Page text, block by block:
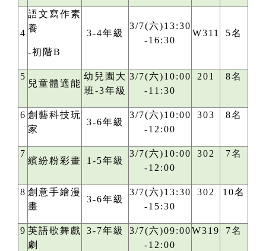
4
語文寫作素
養
-初階B
3-4年級
3/7(六)13:30
-16:30
W311 5名
5
兒童體適能
幼兒園大
班-3年級
3/7(六)10:00
-11:30
201 8名
6 創藝科技玩
家
3-6年級
3/7(六)10:00
-12:00
303 8名
7
繽紛粉彩畫 1-5年級
3/7(六)10:00
-12:00
302 7名
8 創意手繪漫
畫
3-6年級
3/7(六)13:30
-15:30
302 10名
9 英語歌舞戲
劇
3-7年級
3/7(六)09:00
-12:00
W319 7名